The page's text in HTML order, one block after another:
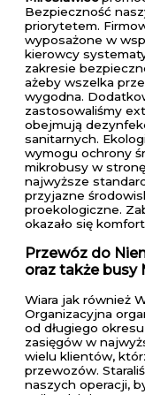
Bezpieczność
priorytetem.
wyposażone w
kierowcy
zakresie
ażeby wszelka
wygodna.
zastosowaliśmy
obejmują
sanitarnych.
wymogu ochrony
mikrobusy w
najwyższe
przyjazne
proekologiczne.
okazało się
Przewóz do
oraz także busy
Wiara jak również
Organizacyjna
od długiego
zasięgów w
wielu klientów,
przewozów.
naszych operacji,